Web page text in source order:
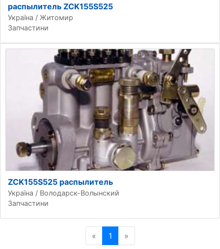
распылитель ZCK155S525
Україна / Житомир
Запчастини
ZCK155S525 распылитель
Україна / Володарск-Волынский
Запчастини
« Попередня сторінка
1 »